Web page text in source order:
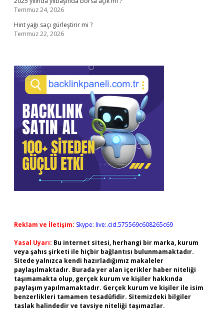
Temmuz 24, 2026
Hint yağı saçı gürleştirir mi ?
Temmuz 22, 2026
Reklam ve İletişim: Skype: live:.cid.575569c608265c69
Yasal Uyarı: Bu internet sitesi, herhangi bir marka, kurum
veya şahıs şirketi ile hiçbir bağlantısı bulunmamaktadır.
Sitede yalnızca kendi hazırladığımız makaleler
paylaşılmaktadır. Burada yer alan içerikler haber niteliği
taşımamakta olup, gerçek kurum ve kişiler hakkında
paylaşım yapılmamaktadır. Gerçek kurum ve kişiler ile isim
benzerlikleri tamamen tesadüfidir. Sitemizdeki bilgiler
taslak halindedir ve tavsiye niteliği taşımazlar.